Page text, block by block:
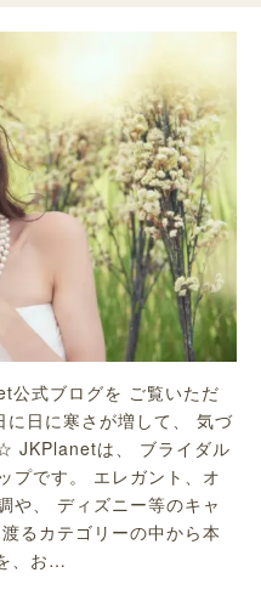
公式ブログを ご覧いただ
日に寒さが増して、 気づ
JKPlanetは、 ブライダル
プです。 エレガント、オ
や、 ディズニー等のキャ
るカテゴリーの中から本
、お…